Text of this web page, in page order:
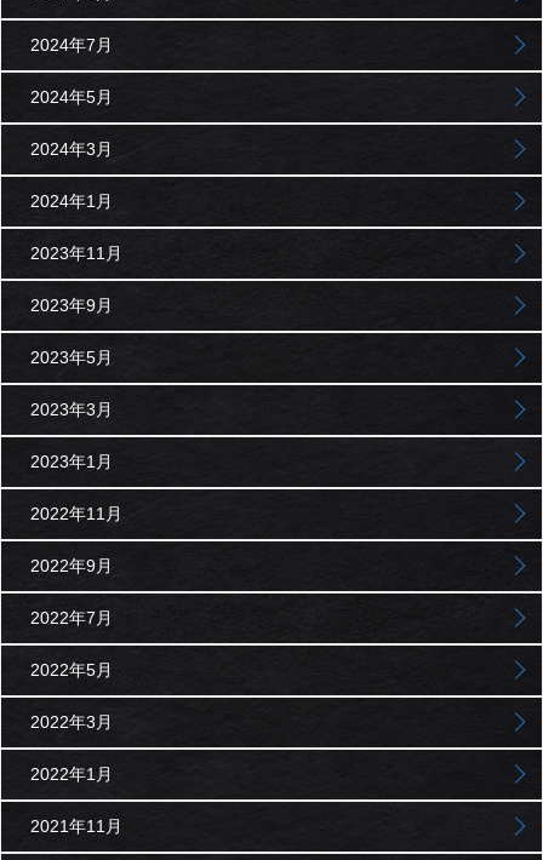
2024年7月
2024年5月
2024年3月
2024年1月
2023年11月
2023年9月
2023年5月
2023年3月
2023年1月
2022年11月
2022年9月
2022年7月
2022年5月
2022年3月
2022年1月
2021年11月